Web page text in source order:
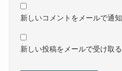
新しいコメントをメールで通知
新しい投稿をメールで受け取る